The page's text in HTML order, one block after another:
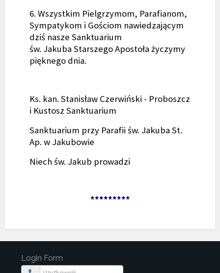
6. Wszystkim Pielgrzymom, Parafianom,
Sympatykom i Gościom nawiedzającym
dziś nasze Sanktuarium
św. Jakuba Starszego Apostoła życzymy
pięknego dnia.
Ks. kan. Stanisław Czerwiński - Proboszcz
i Kustosz Sanktuarium
Sanktuarium przy Parafii św. Jakuba St.
Ap. w Jakubowie
Niech św. Jakub prowadzi
*********
Login Form